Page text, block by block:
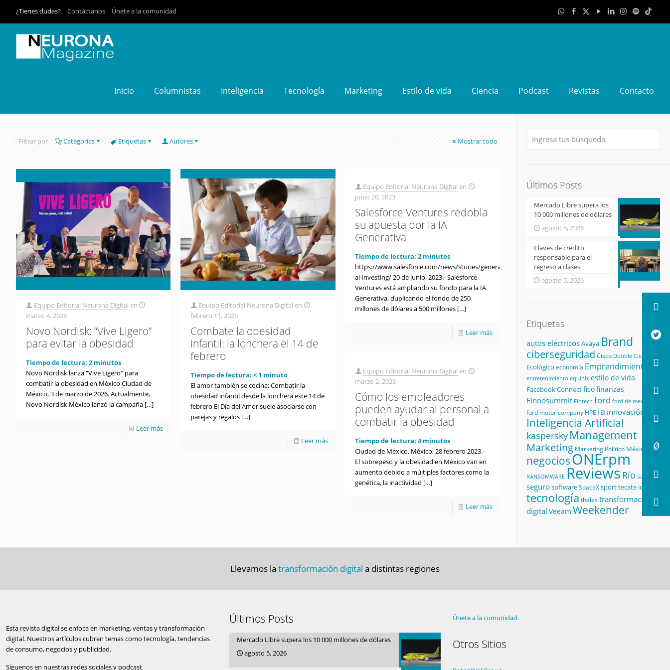
¿Tienes dudas? Contáctanos Únete a la comunidad
Inicio Columnistas Inteligencia Tecnología Marketing Estilo de vida Ciencia Podcast Revistas Contacto
Filtrar por Categorías Etiquetas Autores Mostrar todo
Equipo Editorial Neurona Digital en
marzo 4, 2026
Novo Nordisk: “Vive Ligero”
para evitar la obesidad
Tiempo de lectura: 2 minutos
Novo Nordisk lanza “Vive Ligero” para
combatir la obesidad en México Ciudad de
México, 3 de marzo de 2026. Actualmente,
Novo Nordisk México lanzó la campaña[…]
Leer más
Equipo Editorial Neurona Digital en
febrero 11, 2026
Combate la obesidad
infantil: la lonchera el 14 de
febrero
Tiempo de lectura:< 1 minuto
El amor también se cocina: Combatir la
obesidad infantil desde la lonchera este 14 de
febrero El Día del Amor suele asociarse con
parejas y regalos […]
Leer más
Equipo Editorial Neurona Digital en
junio 20, 2023
Salesforce Ventures redobla
su apuesta por la IA
Generativa
Tiempo de lectura:2 minutos
https://www.salesforce.com/news/stories/generative-
ai-investing/ 20 de junio, 2023.- Salesforce
Ventures está ampliando su fondo para la IA
Generativa, duplicando el fondo de 250
millones de dólares a 500 millones […]
Leer más
Equipo Editorial Neurona Digital en
marzo 2, 2023
Cómo los empleadores
pueden ayudar al personal a
combatir la obesidad
Tiempo de lectura:4minutos
Ciudad de México. México, 28 febrero 2023.-
El sobrepeso y la obesidad en México van en
aumento debido a múltiples factores como la
genética, la inactividad […]
Leer más
Últimos Posts
Mercado Libre supera los
10 000 millones de dólares
agosto 5, 2026
Claves de crédito
responsable para el
regreso a clases
agosto 5, 2026
Etiquetas
autos eléctricosAvaya Brand
ciberseguridad Cisco Double Click
Ecológico economía Emprendimiento
entretenimiento equinix estilo de vida
Facebook Connectficofinanzas
Finnosummit Fintech ford ford de mexico
ford motor company HPE ia innovación
Inteligencia Artificial
kaspersky Management
Marketing Marketing Político México
negociosONErpm
RANSOMWARE Reviews Río salud
segurosoftwareSpaceXsporttecate id
tecnología thalestransformación
digital Veeam Weekender
Llevamos la transformación digital a distintas regiones
Esta revista digital se enfoca en marketing, ventas y transformación
digital. Nuestros artículos cubren temas como tecnología, tendencias
de consumo, negocios y publicidad.
Síguenos en nuestras redes sociales y podcast
Últimos Posts
Mercado Libre supera los 10 000 millones de dólares
agosto 5, 2026
Únete a la comunidad
Otros Sitios